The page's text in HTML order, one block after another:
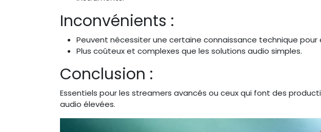
Inconvénients :
Peuvent nécessiter une certaine connaissance technique
Plus coûteux et complexes que les solutions audio simples.
Conclusion :
Essentiels pour les streamers avancés ou ceux qui font des
audio élevées.